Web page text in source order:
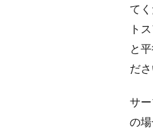
てく
ト
と
ださ
サ
の